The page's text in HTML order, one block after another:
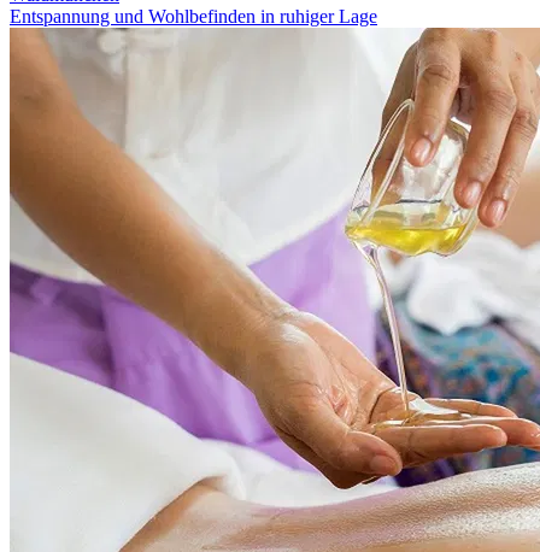
Entspannung und Wohlbefinden in ruhiger Lage